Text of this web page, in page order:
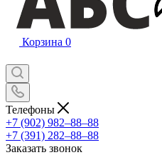
Корзина 0
Телефоны
+7 (902) 982‒88‒88
+7 (391) 282‒88‒88
Заказать звонок